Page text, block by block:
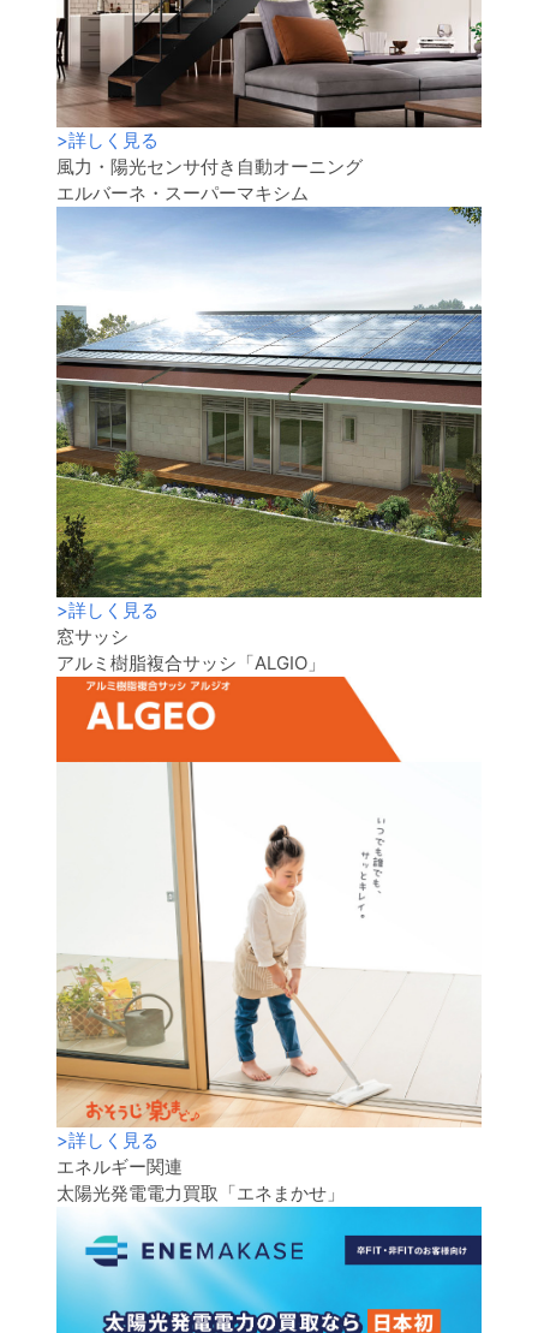
>詳しく見る
風力・陽光センサ付き自動オーニング
エルバーネ・スーパーマキシム
>詳しく見る
窓サッシ
アルミ樹脂複合サッシ「ALGIO」
>詳しく見る
エネルギー関連
太陽光発電電力買取「エネまかせ」